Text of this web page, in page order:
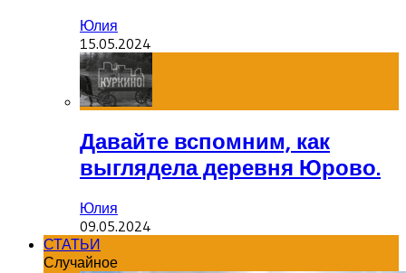
Юлия
15.05.2024
Давайте вспомним, как
выглядела деревня Юрово.
Юлия
09.05.2024
СТАТЬИ
Случайное